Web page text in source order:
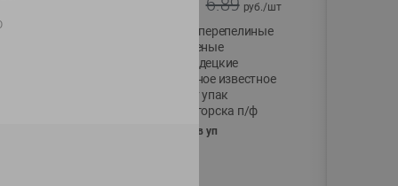
11.59 руб./шт
Яйца перепелиные
копченые
Молодецкие
Местное известное
20 шт упак
Солигорска п/ф
20шт в уп